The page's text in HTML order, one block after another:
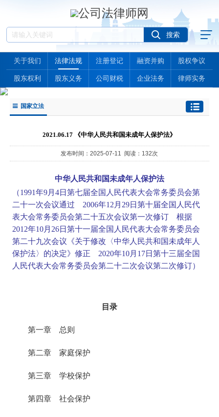
关于我们 法律法规 注册登记 融资并购 股权争议
股东权利 股东义务 公司财税 企业法务 律师实务
国家立法
2021.06.17 《中华人民共和国未成年人保护法》
发布时间：2025-07-11 阅读：132次
中华人民共和国未成年人保护法
（1991年9月4日第七届全国人民代表大会常务委员会第
二十一次会议通过 2006年12月29日第十届全国人民代
表大会常务委员会第二十五次会议第一次修订 根据
2012年10月26日第十一届全国人民代表大会常务委员会
第二十九次会议《关于修改〈中华人民共和国未成年人
保护法〉的决定》修正 2020年10月17日第十三届全国
人民代表大会常务委员会第二十二次会议第二次修订）
目录
第一章 总则
第二章 家庭保护
第三章 学校保护
第四章 社会保护